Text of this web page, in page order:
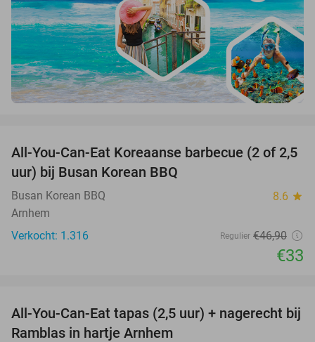
30%
All-You-Can-Eat Koreaanse barbecue (2 of 2,5
uur) bij Busan Korean BBQ
Busan Korean BBQ 8.6 star
Arnhem
Verkocht: 1.316
Regulier €46,90
€33
34%
All-You-Can-Eat tapas (2,5 uur) + nagerecht bij
Ramblas in hartje Arnhem